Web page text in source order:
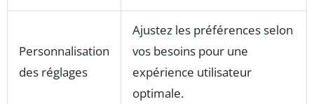
Personnalisation
des réglages
Ajustez les préférences selon
vos besoins pour une
expérience utilisateur
optimale.